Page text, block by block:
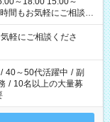
軽にご相談くださ
/ 40～50代活躍中 / 副
/ 10名以上の大量募